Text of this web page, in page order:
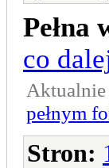
Pełna
co
Aktualnie
pełnym
Stron: